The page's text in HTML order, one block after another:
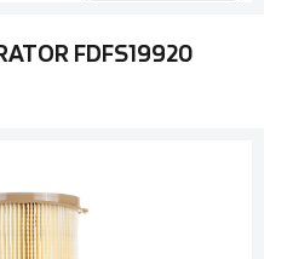
FDFS19920